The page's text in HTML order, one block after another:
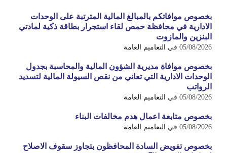
بخصوص موافاتكم بالمبالغ المالية المترتبة على الوحدات
الادارية في محافظة حمص لقاء استجرار بطاقة ذكية لمادتي
البنزين والمازوت
05/08/2026 في التعاميم العامة
بخصوص موافاة مديرية الشؤون المالية والمحاسبة بجدول
الوحدات الادارية التي تعاني من نقص السيولة المالية لتسديد
الرواتب
05/08/2026 في التعاميم العامة
بخصوص متابعة اعمال هدم مخالفات البناء
05/08/2026 في التعاميم العامة
بخصوص تفويض السادة المحافظون بتجاوز سقوف الاصلاح